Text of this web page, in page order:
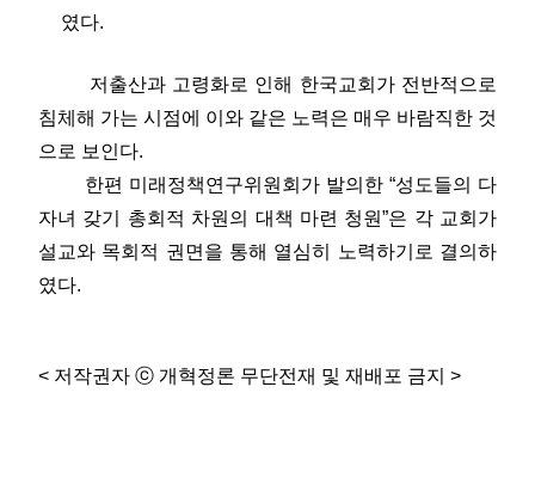
였다.
저출산과 고령화로 인해 한국교회가 전반적으로
침체해 가는 시점에 이와 같은 노력은 매우 바람직한 것
으로 보인다.
한편 미래정책연구위원회가 발의한 “성도들의 다
자녀 갖기 총회적 차원의 대책 마련 청원”은 각 교회가
설교와 목회적 권면을 통해 열심히 노력하기로 결의하
였다.
< 저작권자 ⓒ 개혁정론 무단전재 및 재배포 금지 >